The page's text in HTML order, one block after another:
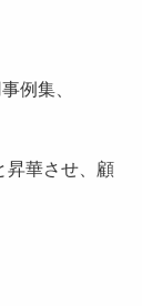
例集、
昇華させ、顧